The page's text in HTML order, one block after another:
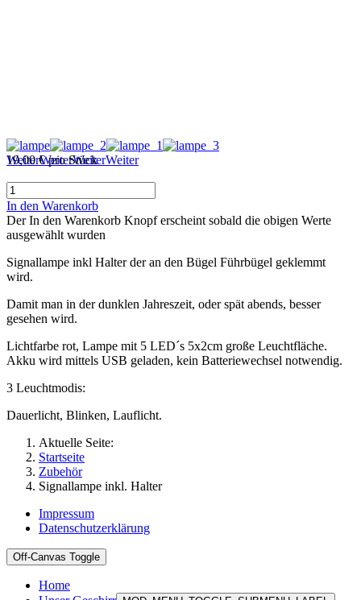
WeiterWeiterWeiterWeiter
19,00 € pro Stück
In den Warenkorb
Der In den Warenkorb Knopf erscheint sobald die obigen Werte
ausgewählt wurden
Signallampe inkl Halter der an den Bügel Führbügel geklemmt
wird.
Damit man in der dunklen Jahreszeit, oder spät abends, besser
gesehen wird.
Lichtfarbe rot, Lampe mit 5 LED´s 5x2cm große Leuchtfläche.
Akku wird mittels USB geladen, kein Batteriewechsel notwendig.
3 Leuchtmodis:
Dauerlicht, Blinken, Lauflicht.
Aktuelle Seite:
Startseite
Zubehör
Signallampe inkl. Halter
Impressum
Datenschutzerklärung
Off-Canvas Toggle
Home